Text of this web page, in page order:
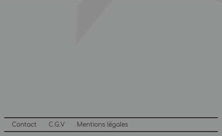
Contact C.G.V Mentions légales